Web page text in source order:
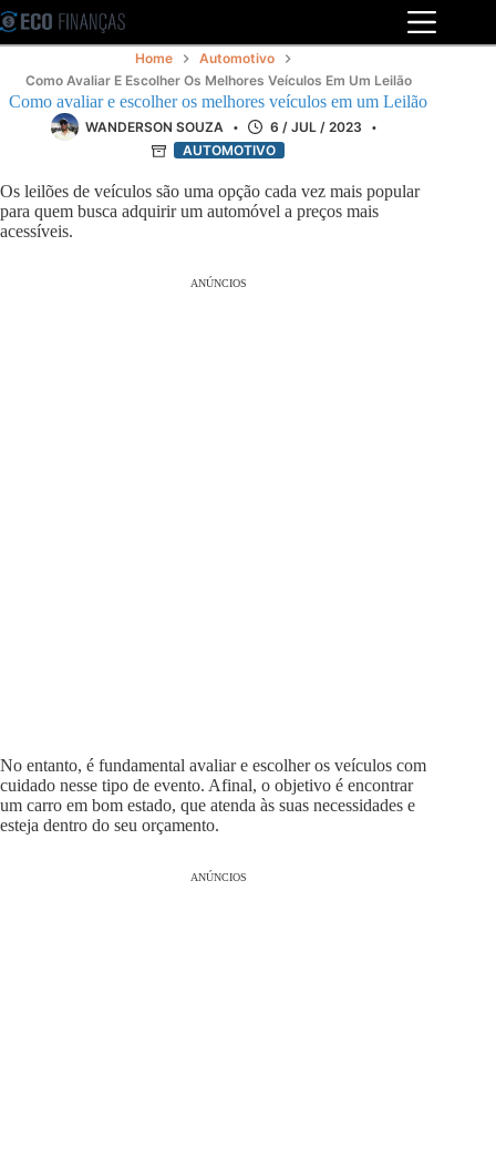
Pular
para
o
Home
Automotivo
Como Avaliar E Escolher Os Melhores Veículos Em Um Leilão
Como avaliar e escolher os melhores veículos em um Leilão
WANDERSON SOUZA
6 / JUL / 2023
AUTOMOTIVO
Os leilões de veículos são uma opção cada vez mais popular
para quem busca adquirir um automóvel a preços mais
acessíveis.
ANÚNCIOS
No entanto, é fundamental avaliar e escolher os veículos com
cuidado nesse tipo de evento. Afinal, o objetivo é encontrar
um carro em bom estado, que atenda às suas necessidades e
esteja dentro do seu orçamento.
ANÚNCIOS